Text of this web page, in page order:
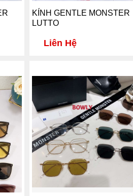
KÍNH GENTLE MONSTER
LUTTO
Liên Hệ